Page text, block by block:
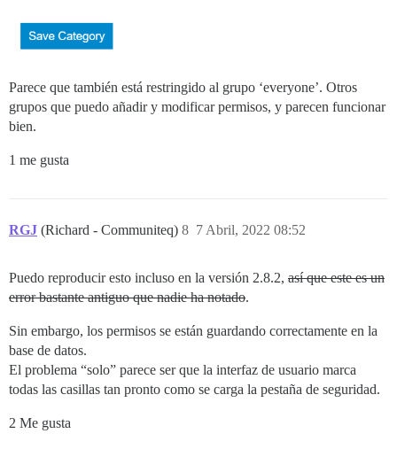
Parece que también está restringido al grupo ‘everyone’. Otros
grupos que puedo añadir y modificar permisos, y parecen funcionar
bien.
1 me gusta
RGJ (Richard - Communiteq) 7 Abril, 2022 08:52
8
Puedo reproducir esto incluso en la versión 2.8.2, así que este es un
error bastante antiguo que nadie ha notado.
Sin embargo, los permisos se están guardando correctamente en la
base de datos.
El problema “solo” parece ser que la interfaz de usuario marca
todas las casillas tan pronto como se carga la pestaña de seguridad.
2 Me gusta